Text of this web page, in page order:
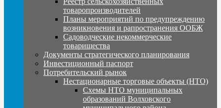
товаропроизводителей
Планы мероприятий по предупреждению
возникновения и рапространения ООБЖ
Садоводческие некоммерческие
товарищества
Документы стратегического планирования
Инвестиционный паспорт
Потребительский рынок
Нестационарные торговые объекты (НТО)
Схемы НТО муниципальных
образований Волховского